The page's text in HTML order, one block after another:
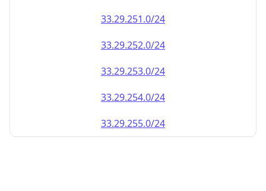
33.29.251.0/24
33.29.252.0/24
33.29.253.0/24
33.29.254.0/24
33.29.255.0/24